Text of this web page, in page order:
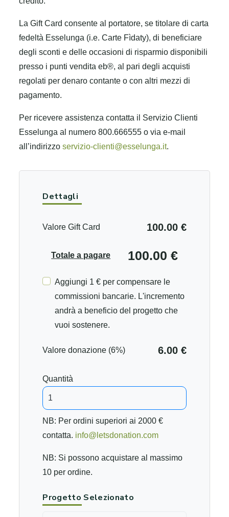
La Gift Card consente al portatore, se titolare di carta
fedeltà Esselunga (i.e. Carte Fìdaty), di beneficiare
degli sconti e delle occasioni di risparmio disponibili
presso i punti vendita eb®, al pari degli acquisti
regolati per denaro contante o con altri mezzi di
pagamento.
Per ricevere assistenza contatta il Servizio Clienti
Esselunga al numero 800.666555 o via e-mail
all’indirizzoservizio-clienti@esselunga.it.
Dettagli
Valore Gift Card 100.00 €
Totale a pagare 100.00 €
Aggiungi 1 € per compensare le
commissioni bancarie. L'incremento
andrà a beneficio del progetto che
vuoi sostenere.
Valore donazione (6%) 6.00 €
Quantità
NB: Per ordini superiori ai 2000 €
contatta. info@letsdonation.com
NB: Si possono acquistare al massimo
10 per ordine.
Progetto Selezionato